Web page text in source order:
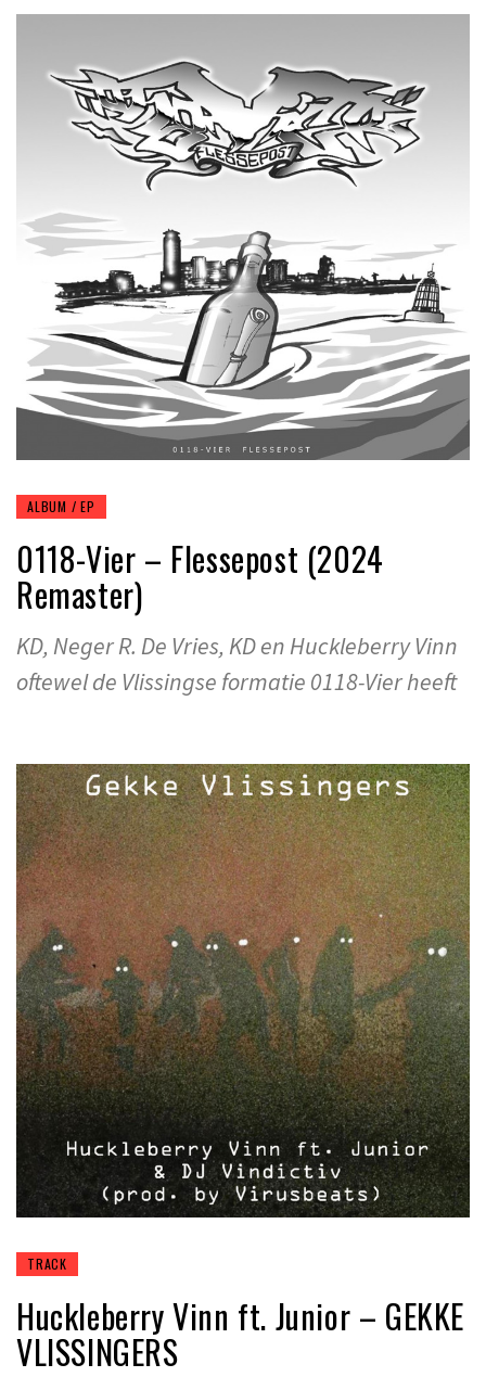
ALBUM / EP
0118-Vier – Flessepost (2024
Remaster)
KD, Neger R. De Vries, KD en Huckleberry Vinn
oftewel de Vlissingse formatie 0118-Vier heeft
TRACK
Huckleberry Vinn ft. Junior – GEKKE
VLISSINGERS